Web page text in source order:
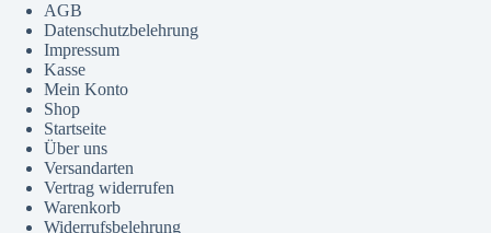
AGB
Datenschutzbelehrung
Impressum
Kasse
Mein Konto
Shop
Startseite
Über uns
Versandarten
Vertrag widerrufen
Warenkorb
Widerrufsbelehrung